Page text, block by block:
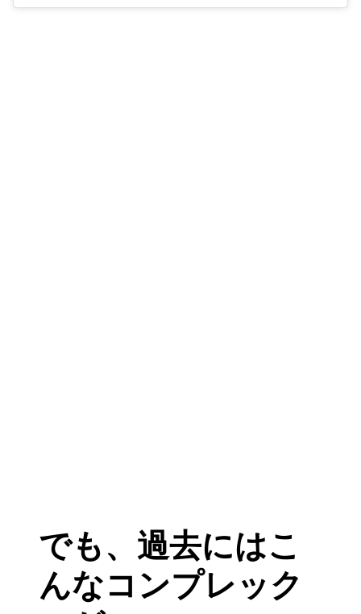
でも、過去にはこ
んなコンプレック